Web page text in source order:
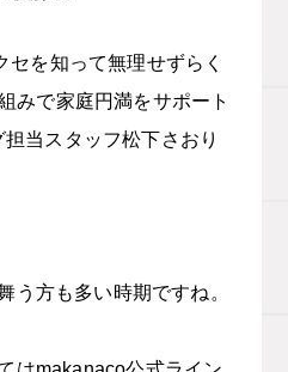
セを知って無理せずらく
みで家庭円満をサポート
当スタッフ松下さおり
う方も多い時期ですね。